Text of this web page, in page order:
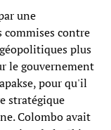
une
contre
plus
le gouvernement
pour qu'il
stratégique
Colombo avait